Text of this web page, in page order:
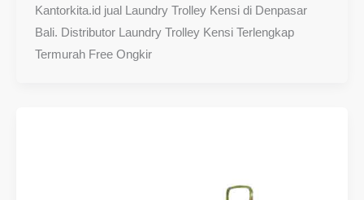
Kantorkita.id jual Laundry Trolley Kensi di Denpasar
Bali. Distributor Laundry Trolley Kensi Terlengkap
Termurah Free Ongkir